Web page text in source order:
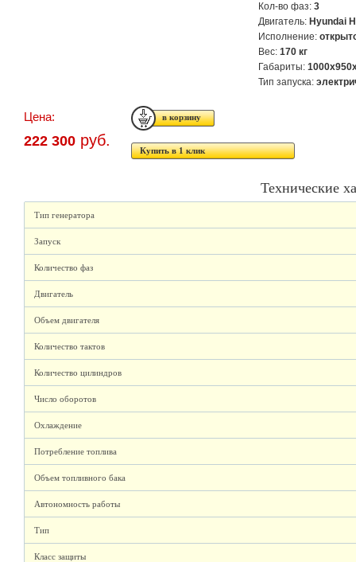
Кол-во фаз: 3
Двигатель: Hyundai
Исполнение:
Вес: 170 кг
Габариты:
Тип запуска:
Цена:
222 300 руб.
Купить в 1 клик
Технические
Тип генератора
Запуск
Количество фаз
Двигатель
Объем двигателя
Количество тактов
Количество цилиндров
Число оборотов
Охлаждение
Потребление топлива
Объем топливного бака
Автономность работы
Тип
Класс защиты